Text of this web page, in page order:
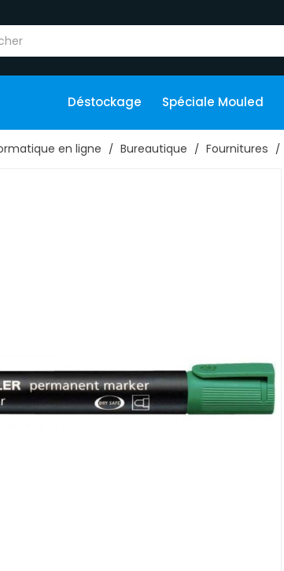
Déstockage Spéciale Mouled
en ligne Bureautique Fournitures